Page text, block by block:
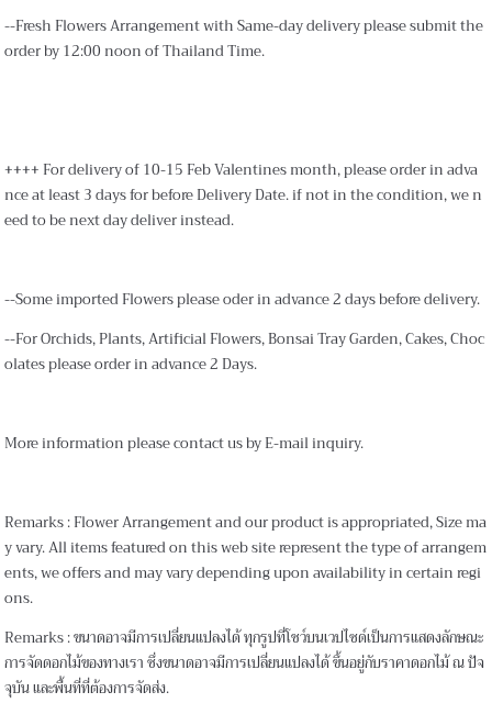
--Fresh Flowers Arrangement with Same-day delivery please submit the
order by 12:00 noon of Thailand Time.
++++ For delivery of 10-15 Feb Valentines month, please order in adva
nce at least 3 days for before Delivery Date. if not in the condition, we n
eed to be next day deliver instead.
--Some imported Flowers please oder in advance 2 days before delivery.
--For Orchids, Plants, Artificial Flowers, Bonsai Tray Garden, Cakes, Choc
olates please order in advance 2 Days.
More information please contact us by E-mail inquiry.
Remarks : Flower Arrangement and our product is appropriated, Size ma
y vary. All items featured on this web site represent the type of arrangem
ents, we offers and may vary depending upon availability in certain regi
ons.
Remarks : ขนาดอาจมีการเปลี่ยนแปลงได้ ทุกรูปที่โชว์บนเวปไซด์เป็นการแสดงลักษณะ
การจัดดอกไม้ของทางเรา ซึ่งขนาดอาจมีการเปลี่ยนแปลงได้ ขึ้นอยู่กับราคาดอกไม้ ณ ปัจ
จุบัน และพื้นที่ที่ต้องการจัดส่ง.